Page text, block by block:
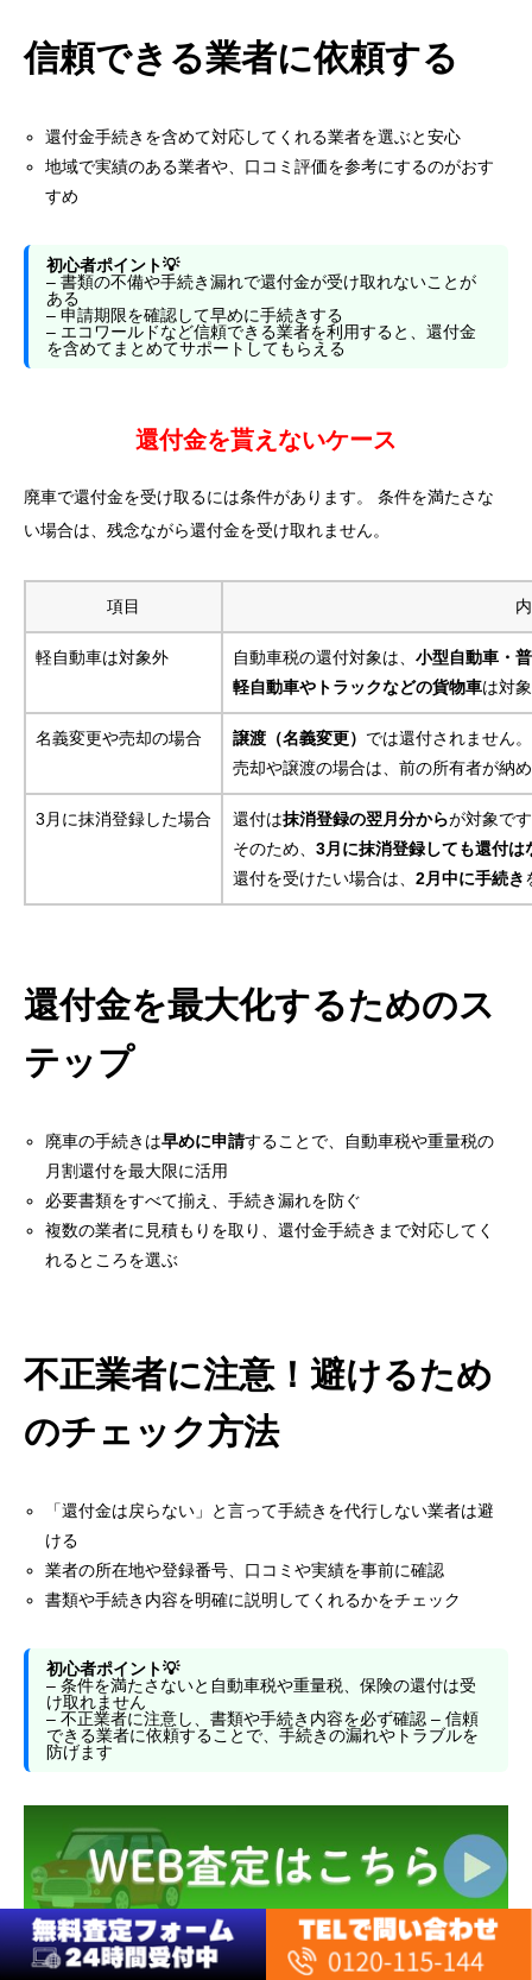
信頼できる業者に依頼する
還付金手続きを含めて対応してくれる業者を選ぶと安心
地域で実績のある業者や、口コミ評価を参考にするのがおす
すめ
初心者ポイント💡
– 書類の不備や手続き漏れで還付金が受け取れないことが
ある
– 申請期限を確認して早めに手続きする
– エコワールドなど信頼できる業者を利用すると、還付金
を含めてまとめてサポートしてもらえる
還付金を貰えないケース
廃車で還付金を受け取るには条件があります。 条件を満たさな
い場合は、残念ながら還付金を受け取れません。
項目
軽自動車は対象外 自動車税の還付対象は、 小型自動車・
軽自動車やトラックなどの貨物車は対
名義変更や売却の場合 譲渡（名義変更） では還付されません。
売却や譲渡の場合は、前の所有者が納
3月に抹消登録した場合 還付は抹消登録の翌月分からが対象で
そのため、 3月に抹消登録しても還付は
還付を受けたい場合は、 2月中に手続き
還付金を最大化するためのス
テップ
廃車の手続きは早めに申請することで、自動車税や重量税の
月割還付を最大限に活用
必要書類をすべて揃え、手続き漏れを防ぐ
複数の業者に見積もりを取り、還付金手続きまで対応してく
れるところを選ぶ
不正業者に注意！避けるため
のチェック方法
「還付金は戻らない」と言って手続きを代行しない業者は避
ける
業者の所在地や登録番号、口コミや実績を事前に確認
書類や手続き内容を明確に説明してくれるかをチェック
初心者ポイント💡
– 条件を満たさないと自動車税や重量税、保険の還付は受
け取れません
– 不正業者に注意し、書類や手続き内容を必ず確認 – 信頼
できる業者に依頼することで、手続きの漏れやトラブルを
防げます